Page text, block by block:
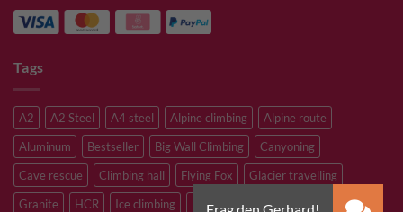
Tags
A2 A2 Steel A4 steel Alpine climbing
Alpine route
Aluminum
Bestseller Big Wall Climbing
Canyoning
Cave rescue
Climbing hall Flying Fox
Glacier travelling
Granite
HCR Ice climbing Inox M8 M10
M12